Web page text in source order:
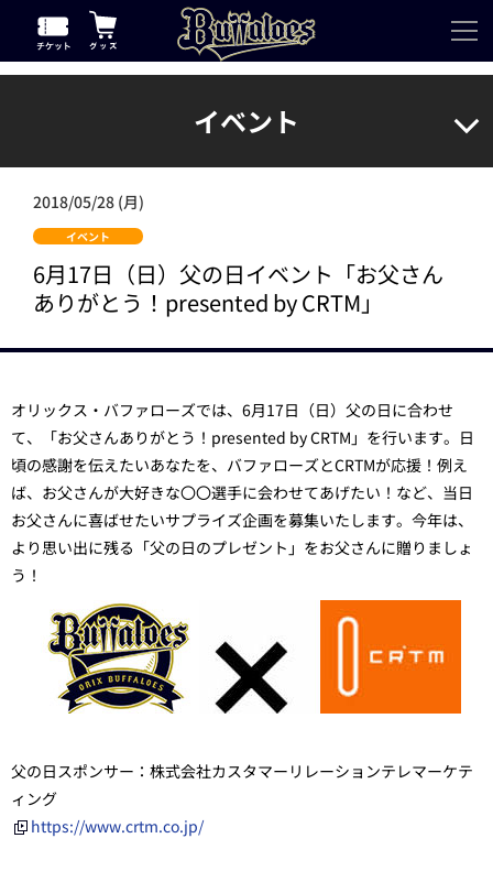
イベント
2018/05/28 (月)
イベント
6月17日（日）父の日イベント「お父さん
ありがとう！presented by CRTM」
オリックス・バファローズでは、6月17日（日）父の日に合わせ
て、「お父さんありがとう！presented by CRTM」を行います。日
頃の感謝を伝えたいあなたを、バファローズとCRTMが応援！例え
ば、お父さんが大好きな〇〇選手に会わせてあげたい！など、当日
お父さんに喜ばせたいサプライズ企画を募集いたします。今年は、
より思い出に残る「父の日のプレゼント」をお父さんに贈りましょ
う！
父の日スポンサー：株式会社カスタマーリレーションテレマーケテ
ィング
https://www.crtm.co.jp/